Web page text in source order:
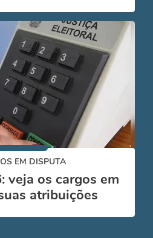
EM DISPUTA
veja os cargos em
atribuições